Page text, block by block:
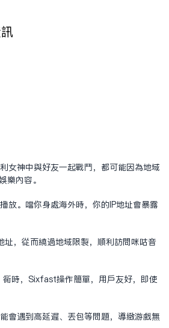
女神中与好友一起战斗，都可能因为地域
乐内容。
放。当你身处海外时，你的IP地址会暴露
，从而绕过地域限制，顺利访问咪咕音
时，Sixfast操作简单，用户友好，即使
会遇到高延迟、丢包等问题，导致游戏无